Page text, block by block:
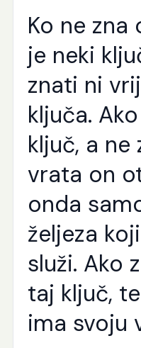
Ko ne
je neki
znati ni
ključa.
ključ, a ne
vrata on
onda
željeza
služi. Ako
taj ključ,
ima svoju